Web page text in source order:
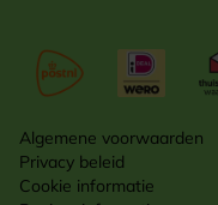
Algemene voorwaarden
Privacy beleid
Cookie informatie